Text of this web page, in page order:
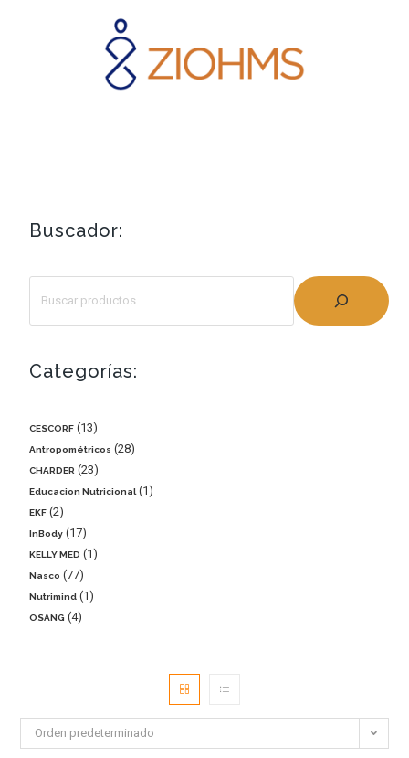
Buscador:
Categorías:
CESCORF 13
Antropométricos 28
CHARDER 23
Educacion Nutricional 1
EKF 2
InBody 17
KELLY MED 1
Nasco 77
Nutrimind 1
OSANG 4
Orden predeterminado